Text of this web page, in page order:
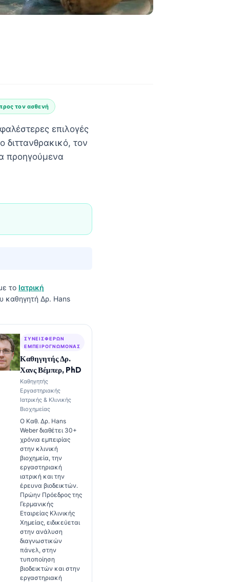
τον ασθενή
επιλογές
διττανθρακικό, τον
προηγούμενα
το Ιατρική
καθηγητή Δρ. Hans
ΣΥΝΕΙΣΦΈΡΩΝ
ΕΜΠΕΙΡΟΓΝΏΜΟΝΑΣ
Καθηγητής Δρ.
Χανς Βέμπερ, PhD
Καθηγητής
Εργαστηριακής
Ιατρικής & Κλινικής
Βιοχημείας
Ο Καθ. Δρ. Hans
Weber διαθέτει 30+
χρόνια εμπειρίας
στην κλινική
βιοχημεία, την
εργαστηριακή
ιατρική και την
έρευνα βιοδεικτών.
Πρώην Πρόεδρος της
Γερμανικής
Εταιρείας Κλινικής
Χημείας, ειδικεύεται
στην ανάλυση
διαγνωστικών
πάνελ, στην
τυποποίηση
βιοδεικτών και στην
εργαστηριακή